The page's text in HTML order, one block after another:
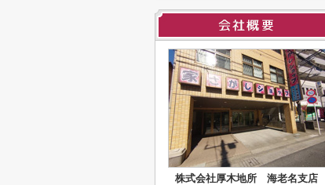
株式会社厚木地所 海老名支店